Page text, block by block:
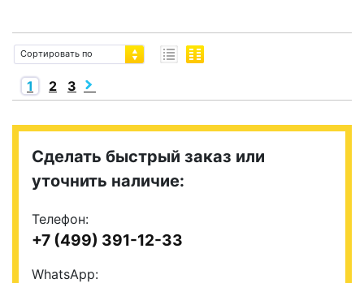
Сортировать по
1 2 3
Сделать быстрый заказ или
уточнить наличие:
Телефон:
+7 (499) 391-12-33
WhatsApp: